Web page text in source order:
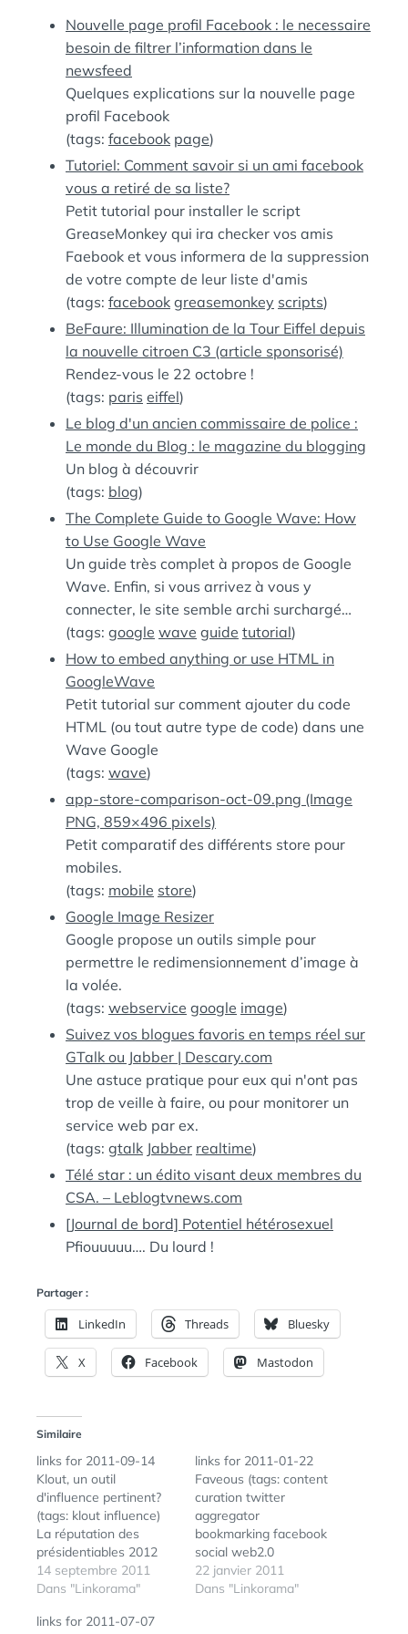
Nouvelle page profil Facebook : le necessaire
besoin de filtrer l’information dans le
newsfeed
Quelques explications sur la nouvelle page
profil Facebook
(tags: facebook page)
Tutoriel: Comment savoir si un ami facebook
vous a retiré de sa liste?
Petit tutorial pour installer le script
GreaseMonkey qui ira checker vos amis
Faebook et vous informera de la suppression
de votre compte de leur liste d'amis
(tags: facebook greasemonkey scripts)
BeFaure: Illumination de la Tour Eiffel depuis
la nouvelle citroen C3 (article sponsorisé)
Rendez-vous le 22 octobre !
(tags: paris eiffel)
Le blog d'un ancien commissaire de police :
Le monde du Blog : le magazine du blogging
Un blog à découvrir
(tags: blog)
The Complete Guide to Google Wave: How
to Use Google Wave
Un guide très complet à propos de Google
Wave. Enfin, si vous arrivez à vous y
connecter, le site semble archi surchargé…
(tags: google wave guide tutorial)
How to embed anything or use HTML in
GoogleWave
Petit tutorial sur comment ajouter du code
HTML (ou tout autre type de code) dans une
Wave Google
(tags: wave)
app-store-comparison-oct-09.png (Image
PNG, 859×496 pixels)
Petit comparatif des différents store pour
mobiles.
(tags: mobile store)
Google Image Resizer
Google propose un outils simple pour
permettre le redimensionnement d’image à
la volée.
(tags: webservice google image)
Suivez vos blogues favoris en temps réel sur
GTalk ou Jabber | Descary.com
Une astuce pratique pour eux qui n'ont pas
trop de veille à faire, ou pour monitorer un
service web par ex.
(tags: gtalk Jabber realtime)
Télé star : un édito visant deux membres du
CSA. – Leblogtvnews.com
[Journal de bord] Potentiel hétérosexuel
Pfiouuuuu…. Du lourd !
Partager :
LinkedIn Threads Bluesky
X Facebook Mastodon
Similaire
links for 2011-09-14
Klout, un outil
d'influence pertinent?
(tags: klout influence)
La réputation des
présidentiables 2012
sur Internet | E-
Reputation.org (tags: e-
présidentielles)
14 septembre 2011
Dans "Linkorama"
links for 2011-01-22
Faveous (tags: content
curation twitter
aggregator
bookmarking facebook
social web2.0
socialbookmarking)
Tedx Paris : résumé des
22 janvier 2011
Dans "Linkorama"
links for 2011-07-07